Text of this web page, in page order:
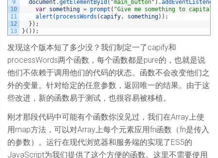
9
10
11
12
13
document .getElementById ( "main_button" ) .addEventListener
var something = prompt ( "Give me something to
alert ( processWords ( capify, something) ) ;
} ) ;
} ( ) ) ;
发现这个版本短了多少没？我们制定一了capify和
processWords两个函数，每个函数都是pure的，也就是说
他们不依赖于调用他们的代码的状态。函数不会改变他们之
外的变量。针对给定的任意参数，返回唯一的结果。由于这
些改进，新的函数易于测试，也很容易被移植。
刚才那段代码中可能有个函数你没见过，我们在Array上使
用map方法，可以对Array上每个元素应用fn函数（fn是传入
的参数）。运行在现代浏览器和服务端的实现了ES5的
JavaScript为我们提供了这个方便的函数。这里不需要使用